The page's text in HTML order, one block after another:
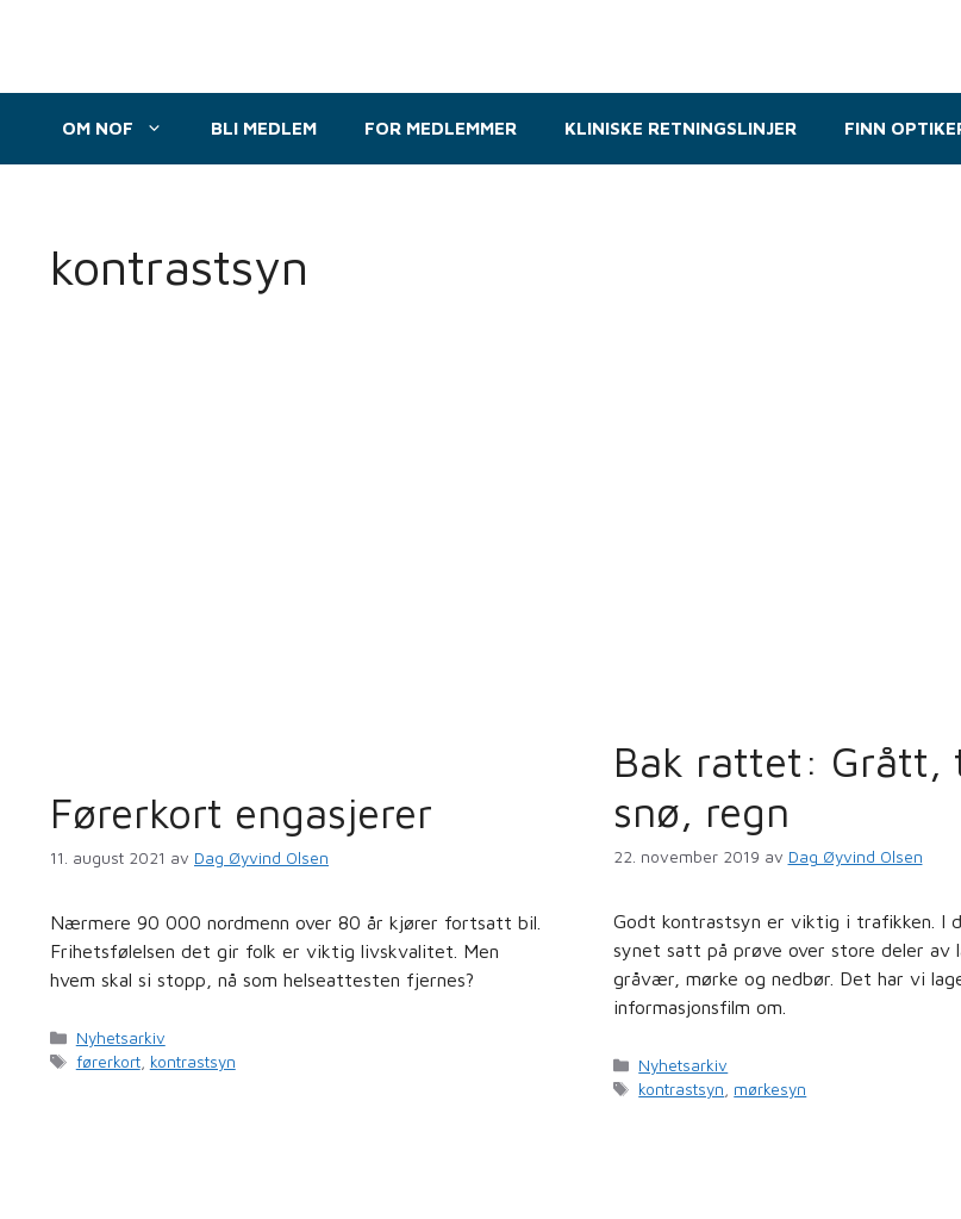
OM NOF BLI MEDLEM FOR MEDLEMMER KLINISKE RETNINGSLINJER FINN
kontrastsyn
Førerkort engasjerer
11. august 2021 av Dag Øyvind Olsen
Nærmere 90 000 nordmenn over 80 år kjører fortsatt bil.
Frihetsfølelsen det gir folk er viktig livskvalitet. Men
hvem skal si stopp, nå som helseattesten fjernes?
Kategorier
Nyhetsarkiv
Stikkord
førerkort, kontrastsyn
Bak rattet: Grått,
snø, regn
22. november 2019 av Dag Øyvind Olsen
Godt kontrastsyn er viktig i trafikken. I
synet satt på prøve over store deler av
gråvær, mørke og nedbør. Det har vi
informasjonsfilm om.
Kategorier
Nyhetsarkiv
Stikkord
kontrastsyn mørkesyn